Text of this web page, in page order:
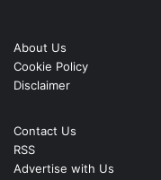
About Us
Cookie Policy
Disclaimer
Contact Us
RSS
Advertise with Us